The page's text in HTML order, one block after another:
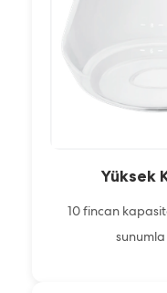
Yüksek
10 fincan